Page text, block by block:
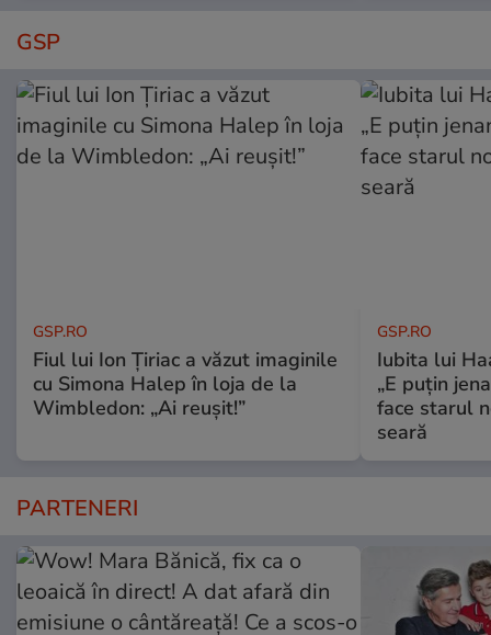
GSP
GSP.RO
Fiul lui Ion Țiriac a văzut imaginile
cu Simona Halep în loja de la
Wimbledon: „Ai reușit!”
GSP.RO
Iubita lui
„E puțin
face starul
seară
PARTENERI